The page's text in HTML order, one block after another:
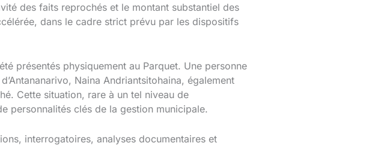
des faits reprochés et le montant substantiel des
dans le cadre strict prévu par les dispositifs
présentés physiquement au Parquet. Une personne
Naina Andriantsitohaina, également
Cette situation, rare à un tel niveau de
personnalités clés de la gestion municipale.
interrogatoires, analyses documentaires et